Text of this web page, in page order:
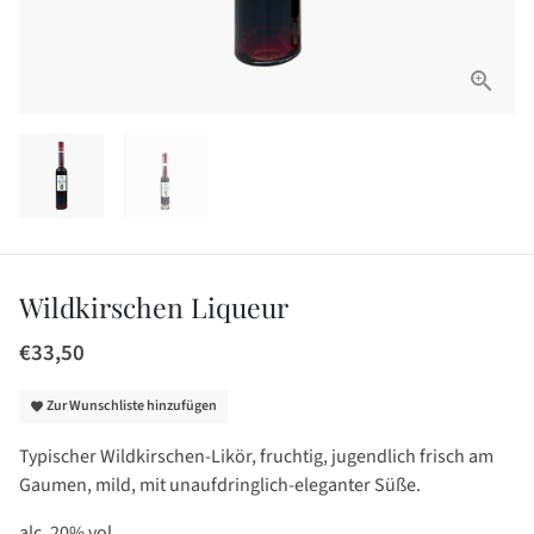
Wildkirschen Liqueur
€33,50
favorite Zur Wunschliste hinzufügen
Typischer Wildkirschen-Likör, fruchtig, jugendlich frisch am
Gaumen, mild, mit unaufdringlich-eleganter Süße.